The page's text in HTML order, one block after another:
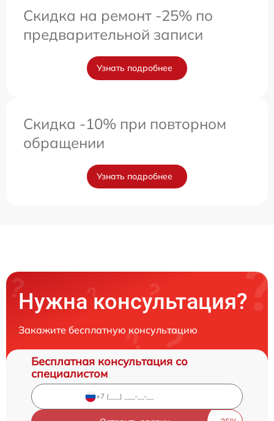
Скидка на ремонт -25% по
предварительной записи
Узнать подробнее
Скидка -10% при повторном
обращении
Узнать подробнее
Нужна консультация?
Закажите бесплатную консультацию
Бесплатная консультация со
специалистом